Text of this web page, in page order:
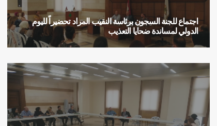
اجتماع للجنة السجون برئاسة النقيب المراد تحضيراً لليوم
الدولي لمساندة ضحايا التعذيب
إجتماع تحضيري